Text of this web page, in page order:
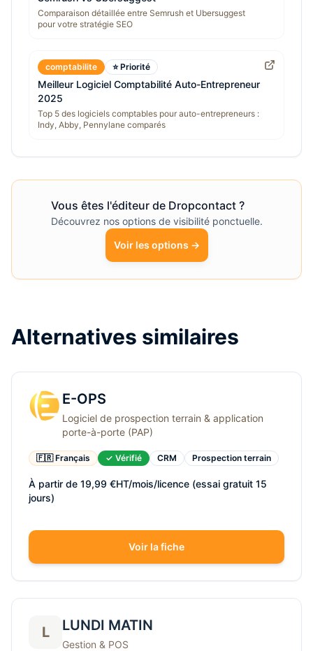
Comparaison détaillée entre Semrush et Ubersuggest
pour votre stratégie SEO
comptabilite ⭐ Priorité
Meilleur Logiciel Comptabilité Auto-Entrepreneur
2025
Top 5 des logiciels comptables pour auto-entrepreneurs :
Indy, Abby, Pennylane comparés
Vous êtes l'éditeur de Dropcontact?
Découvrez nos options de visibilité ponctuelle.
Voir les options →
Alternatives similaires
E-OPS
Logiciel de prospection terrain & application
porte-à-porte (PAP)
🇫🇷 Français ✓ Vérifié CRM Prospection terrain
À partir de 19,99 €HT/mois/licence (essai gratuit 15
jours)
Voir la fiche
L LUNDI MATIN
Gestion & POS